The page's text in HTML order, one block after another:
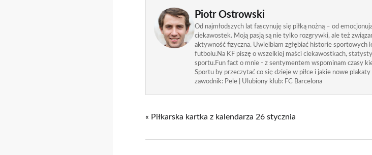
Piotr Ostrowski
Od najmłodszych lat fascynuję się piłką nożną – od
ciekawostek. Moją pasją są nie tylko rozgrywki, ale też
aktywność fizyczna. Uwielbiam zgłębiać historie sportowych
futbolu.Na KF piszę o wszelkiej maści ciekawostkach,
sportu.Fun fact o mnie - z sentymentem wspominam czasy
Sportu by przeczytać co się dzieje w piłce i jakie nowe
zawodnik: Pele | Ulubiony klub: FC Barcelona
« Piłkarska kartka z kalendarza 26 stycznia